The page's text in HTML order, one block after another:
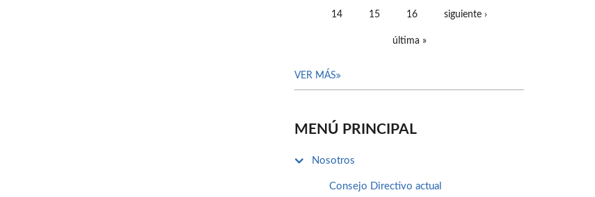
14 15 16 siguiente ›
última »
VER MÁS
MENÚ PRINCIPAL
Nosotros
Consejo Directivo actual